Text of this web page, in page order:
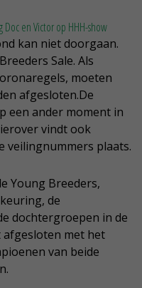
en Victor op HHH-show
kan niet doorgaan.
Sale. Als
moeten
afgesloten.De
een ander moment in
vindt ook
veilingnummers plaats.
Young Breeders,
de
dochtergroepen in de
afgesloten met het
van beide